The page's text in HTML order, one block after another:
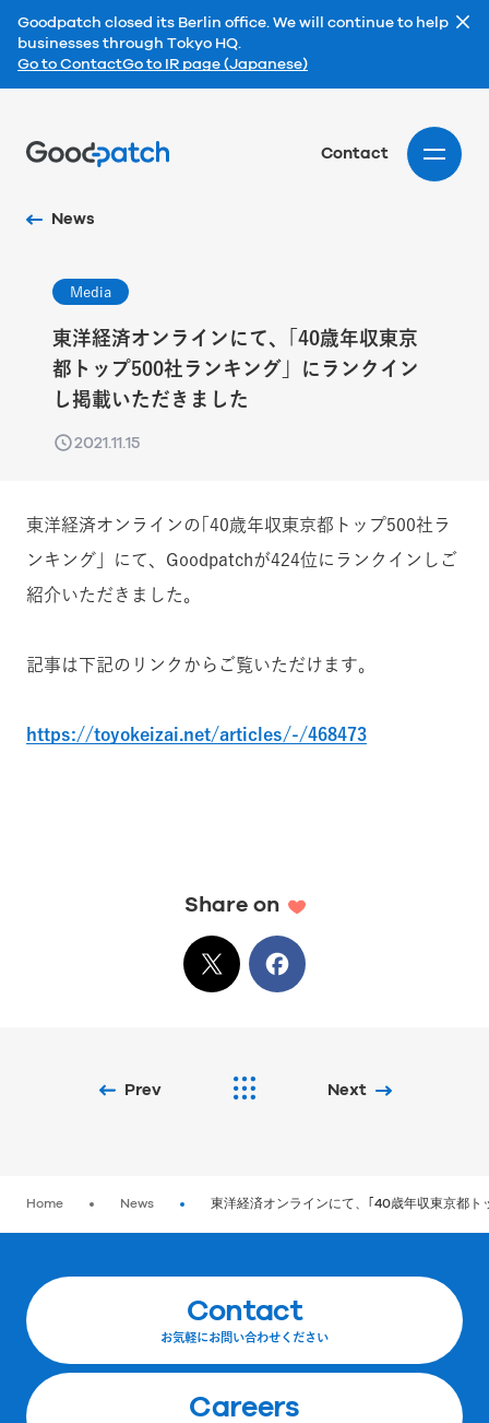
Goodpatch closed its Berlin office. We will continue to help
businesses through Tokyo HQ.
Go to ContactGo to IR page (Japanese)
Contact
News
Media
東洋経済オンラインにて、｢40歳年収東京
都トップ500社ランキング」にランクイン
し掲載いただきました
2021.11.15
東洋経済オンラインの｢40歳年収東京都トップ500社ラ
ンキング」にて、Goodpatchが424位にランクインしご
紹介いただきました。
記事は下記のリンクからご覧いただけます。
https://toyokeizai.net/articles/-/468473
Share on
XでシェアFacebook
Prev Next
Home News 東洋経済オンラインにて、｢40歳年収東京都
Contact
お気軽にお問い合わせください
Careers